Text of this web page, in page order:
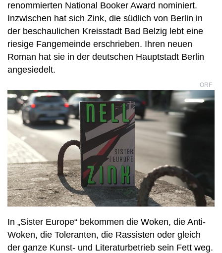
renommierten National Booker Award nominiert.
Inzwischen hat sich Zink, die südlich von Berlin in
der beschaulichen Kreisstadt Bad Belzig lebt eine
riesige Fangemeinde erschrieben. Ihren neuen
Roman hat sie in der deutschen Hauptstadt Berlin
angesiedelt.
ORF
In „Sister Europe“ bekommen die Woken, die Anti-
Woken, die Toleranten, die Rassisten oder gleich
der ganze Kunst- und Literaturbetrieb sein Fett weg.